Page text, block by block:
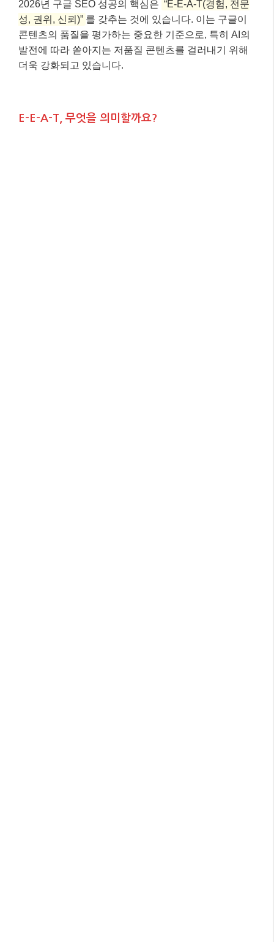
2026년 구글 SEO 성공의 핵심은 “E-E-A-T(경험, 전문
성, 권위, 신뢰)” 를 갖추는 것에 있습니다. 이는 구글이
콘텐츠의 품질을 평가하는 중요한 기준으로, 특히 AI의
발전에 따라 쏟아지는 저품질 콘텐츠를 걸러내기 위해
더욱 강화되고 있습니다.
E-E-A-T, 무엇을 의미할까요?